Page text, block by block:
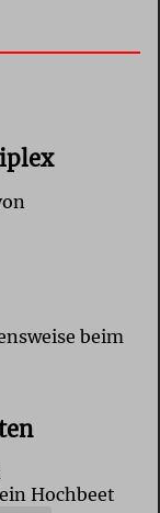
beim
Hochbeet